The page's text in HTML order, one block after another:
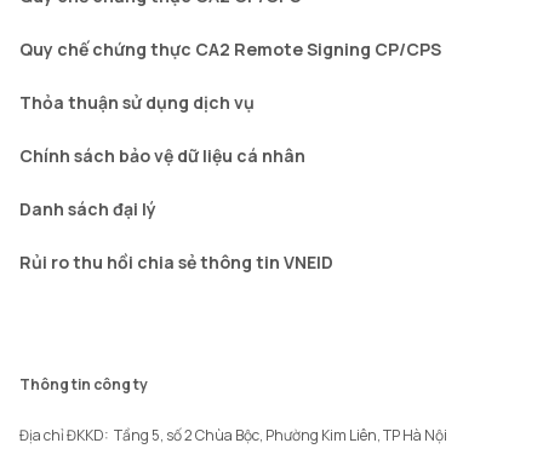
Quy chế chứng thực CA2 Remote Signing CP/CPS
Thỏa thuận sử dụng dịch vụ
Chính sách bảo vệ dữ liệu cá nhân
Danh sách đại lý
Rủi ro thu hồi chia sẻ thông tin VNEID
Thông tin công ty
Địa chỉ ĐKKD:  Tầng 5, số 2 Chùa Bộc, Phường Kim Liên, TP Hà Nội